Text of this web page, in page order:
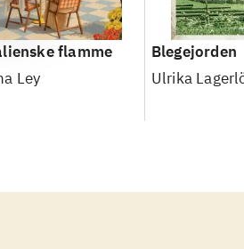
flamme
Ley
Blegejorden
Ulrika